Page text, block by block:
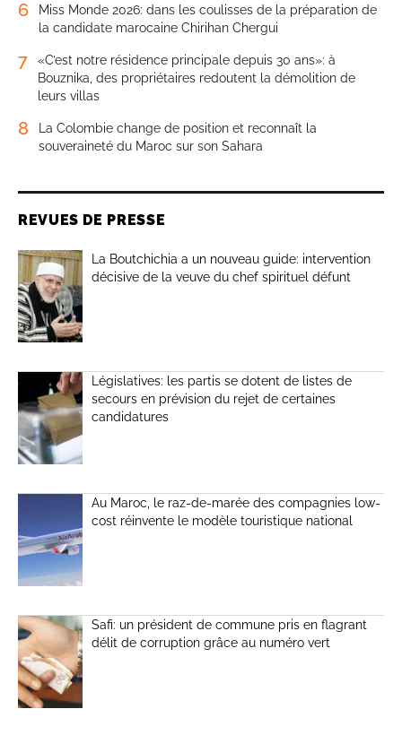
6
Miss Monde 2026: dans les coulisses de la préparation de
la candidate marocaine Chirihan Chergui
7
«C’est notre résidence principale depuis 30 ans»: à
Bouznika, des propriétaires redoutent la démolition de
leurs villas
8
La Colombie change de position et reconnaît la
souveraineté du Maroc sur son Sahara
REVUES DE PRESSE
La Boutchichia a un nouveau guide: intervention
décisive de la veuve du chef spirituel défunt
Législatives: les partis se dotent de listes de
secours en prévision du rejet de certaines
candidatures
Au Maroc, le raz-de-marée des compagnies low-
cost réinvente le modèle touristique national
Safi: un président de commune pris en flagrant
délit de corruption grâce au numéro vert